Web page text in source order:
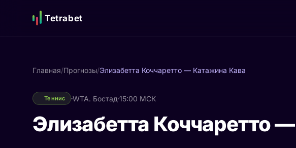
Tetrabet
Главная/Прогнозы/Элизабетта Коччаретто — Катажина Кава
Теннис WTA. Бостад 15:00 МСК
Элизабетта Коччаретто